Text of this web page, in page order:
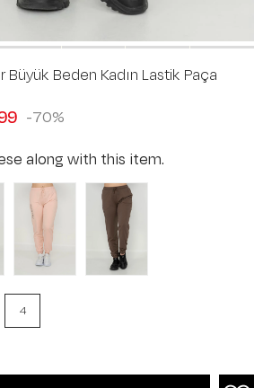
Beden Kadın Lastik Paça
70
along with this item.
4